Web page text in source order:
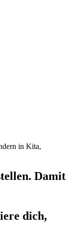
in Kita,
Damit
dich,